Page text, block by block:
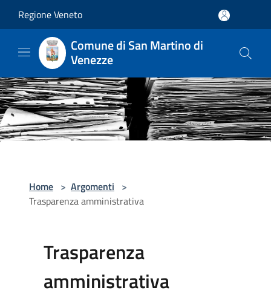
Regione Veneto
Comune di San Martino di
Venezze
Home > Argomenti >
Trasparenza amministrativa
Trasparenza
amministrativa